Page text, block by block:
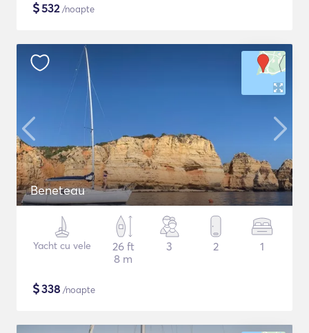
$532/noapte
Beneteau
Yacht cu vele
26 ft
8 m
3 2 1
$338 /noapte